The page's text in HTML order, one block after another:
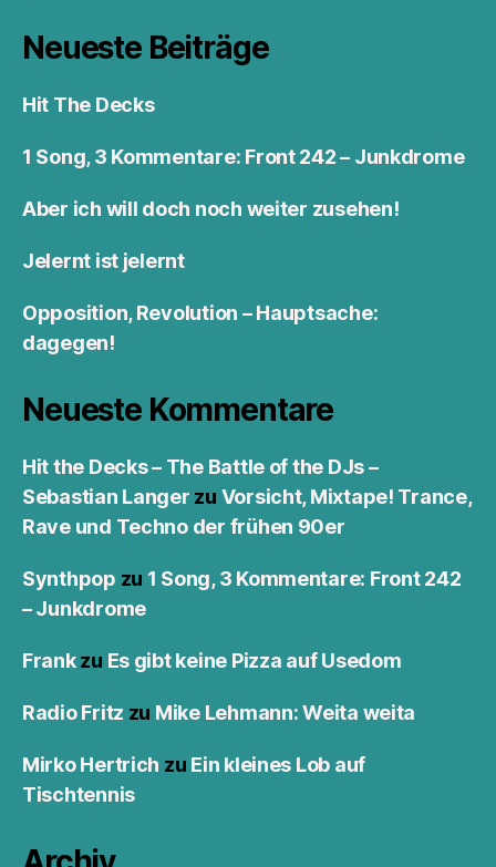
Neueste Beiträge
Hit The Decks
1 Song, 3 Kommentare: Front 242 – Junkdrome
Aber ich will doch noch weiter zusehen!
Jelernt ist jelernt
Opposition, Revolution – Hauptsache:
dagegen!
Neueste Kommentare
Hit the Decks – The Battle of the DJs –
Sebastian Langer zu Vorsicht, Mixtape! Trance,
Rave und Techno der frühen 90er
Synthpop zu 1 Song, 3 Kommentare: Front 242
– Junkdrome
Frankzu Es gibt keine Pizza auf Usedom
Radio Fritz zu Mike Lehmann: Weita weita
Mirko Hertrich zu Ein kleines Lob auf
Tischtennis